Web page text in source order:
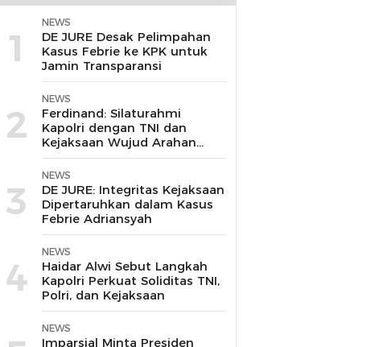
1
NEWS
DE JURE Desak Pelimpahan
Kasus Febrie ke KPK untuk
Jamin Transparansi
2
NEWS
Ferdinand: Silaturahmi
Kapolri dengan TNI dan
Kejaksaan Wujud Arahan
Presiden Prabowo
3
NEWS
DE JURE: Integritas Kejaksaan
Dipertaruhkan dalam Kasus
Febrie Adriansyah
4
NEWS
Haidar Alwi Sebut Langkah
Kapolri Perkuat Soliditas TNI,
Polri, dan Kejaksaan
NEWS
Imparsial Minta Presiden